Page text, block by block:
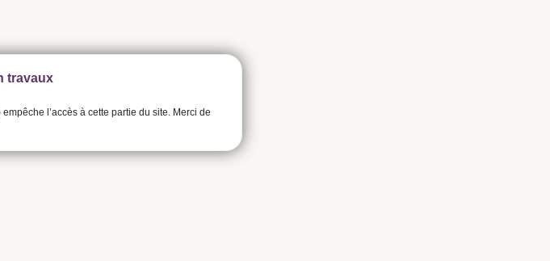
travaux
l’accès à cette partie du site. Merci de